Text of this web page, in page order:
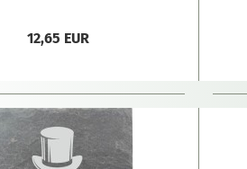
12,65 EUR